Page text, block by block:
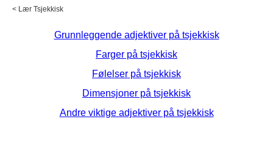
< Lær Tsjekkisk
Grunnleggende adjektiver på tsjekkisk
Farger på tsjekkisk
Følelser på tsjekkisk
Dimensjoner på tsjekkisk
Andre viktige adjektiver på tsjekkisk